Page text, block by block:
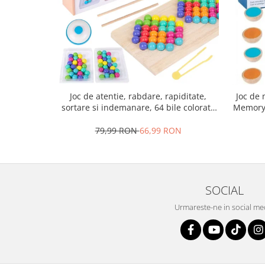
Joc de atentie, rabdare, rapiditate,
sortare si indemanare, 64 bile colorate
Bead Fight, 3 ani+,
79,99 RON66,99 RON
Joc
SOCIAL
Urmareste-ne in social